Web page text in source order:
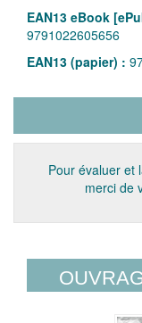
EAN13 eBook
9791022605656
EAN13 (papier) :
Pour évaluer et
merci de